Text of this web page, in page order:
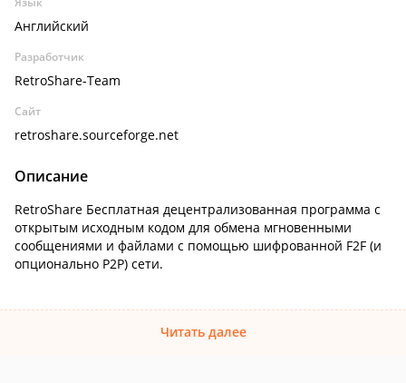
Английский
Разработчик
RetroShare-Team
Сайт
retroshare.sourceforge.net
Описание
RetroShare Бесплатная децентрализованная программа с
открытым исходным кодом для обмена мгновенными
сообщениями и файлами с помощью шифрованной F2F (и
опционально P2P) сети.
Читать далее